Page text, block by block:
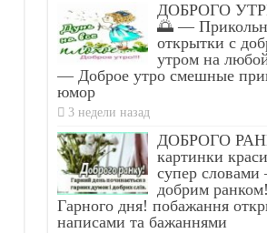
ДОБРОГО
🌅 —
открытки с
утром на
— Доброе утро смешные
юмор
3 недели назад
ДОБРОГО
картинки
супер
добрим ранком!
Гарного дня! побажання
написами та бажаннями